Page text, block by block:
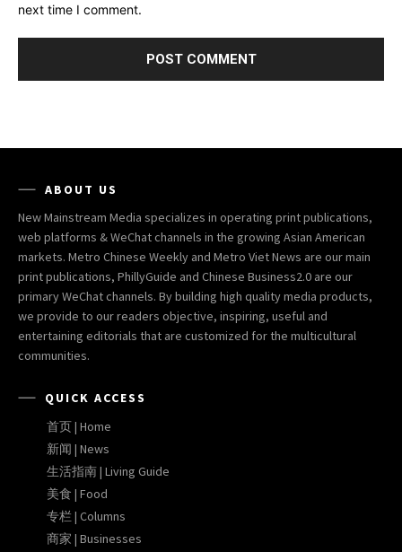
next time I comment.
ABOUT US
New Mainstream Media specializes in operating print publications,
web platforms & WeChat channels in the growing Asian American
markets. Metro Chinese Weekly and Metro Viet News are our main
print publications, PhillyGuide and Chinese Business2.0 are our
primary WeChat channels. By building high quality media products,
we provide to our readers objective, inspiring, useful and
entertaining editorials that are customized for the multicultural
communities.
QUICK ACCESS
首页 | Home
新闻 | News
生活指南 | Living Guide
美食 | Food
专栏 | Columns
商家 | Businesses